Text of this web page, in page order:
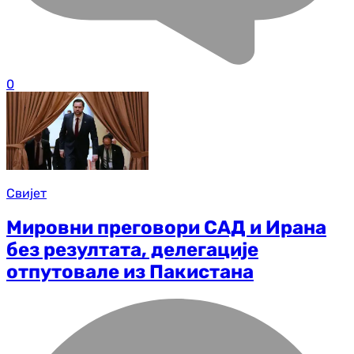
0
Свијет
Мировни преговори САД и Ирана
без резултата, делегације
отпутовале из Пакистана